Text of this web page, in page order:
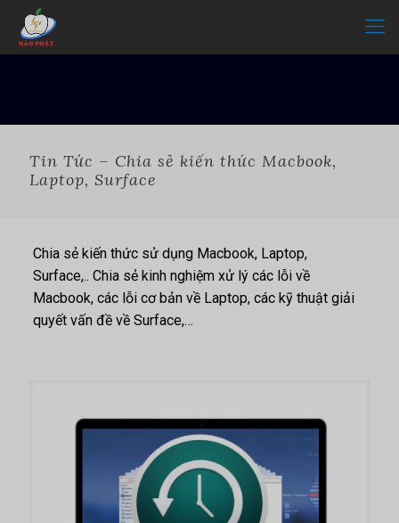
Tin Tức – Chia sẻ kiến thức Macbook,
Laptop, Surface
Chia sẻ kiến thức sử dụng Macbook, Laptop,
Surface,.. Chia sẻ kinh nghiệm xử lý các lỗi về
Macbook, các lỗi cơ bản về Laptop, các kỹ thuật giải
quyết vấn đề về Surface,…